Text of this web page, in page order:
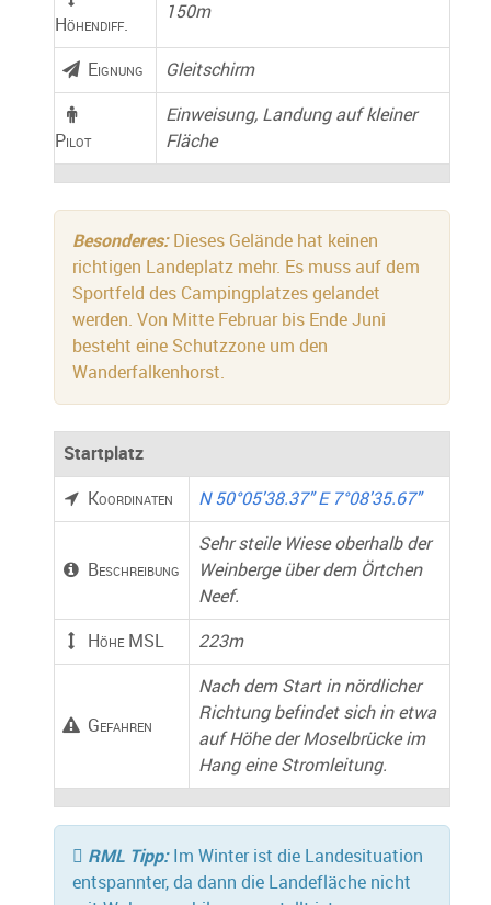
Höhendiff.
150m
Eignung Gleitschirm
Pilot
Einweisung, Landung auf kleiner
Fläche
Besonderes:Dieses Gelände hat keinen
richtigen Landeplatz mehr. Es muss auf dem
Sportfeld des Campingplatzes gelandet
werden. Von Mitte Februar bis Ende Juni
besteht eine Schutzzone um den
Wanderfalkenhorst.
Startplatz
Koordinaten N 50°05'38.37" E 7°08'35.67"
Beschreibung
Sehr steile Wiese oberhalb der
Weinberge über dem Örtchen
Neef.
Höhe MSL 223m
Gefahren
Nach dem Start in nördlicher
Richtung befindet sich in etwa
auf Höhe der Moselbrücke im
Hang eine Stromleitung.
RML Tipp:Im Winter ist die Landesituation
entspannter, da dann die Landefläche nicht